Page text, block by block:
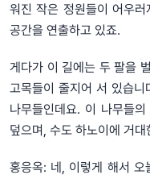
워진 작은 정원들이 어우
공간을 연출하고 있죠.
게다가 이 길에는 두 팔을
고목들이 줄지어 서 있습
나무들인데요. 이 나무들
덮으며, 수도 하노이에 거
홍응옥: 네, 이렇게 해서 오